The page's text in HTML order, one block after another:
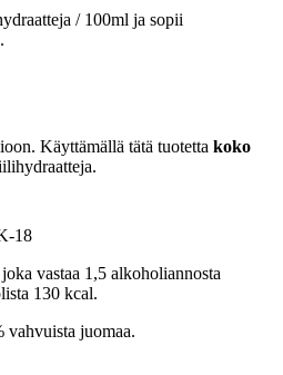
/ 100ml ja sopii
Käyttämällä tätä tuotetta koko
18
vastaa 1,5 alkoholiannosta
130 kcal.
vahvuista juomaa.